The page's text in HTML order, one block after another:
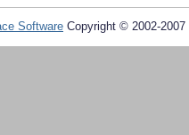
Software Copyright © 2002-2007